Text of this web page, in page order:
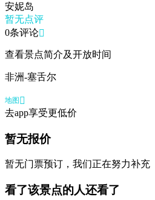
安妮岛
暂无点评
0条评论
查看景点简介及开放时间
非洲-塞舌尔
地图 
去app享受更低价
暂无报价
暂无门票预订，我们正在努力补充
看了该景点的人还看了